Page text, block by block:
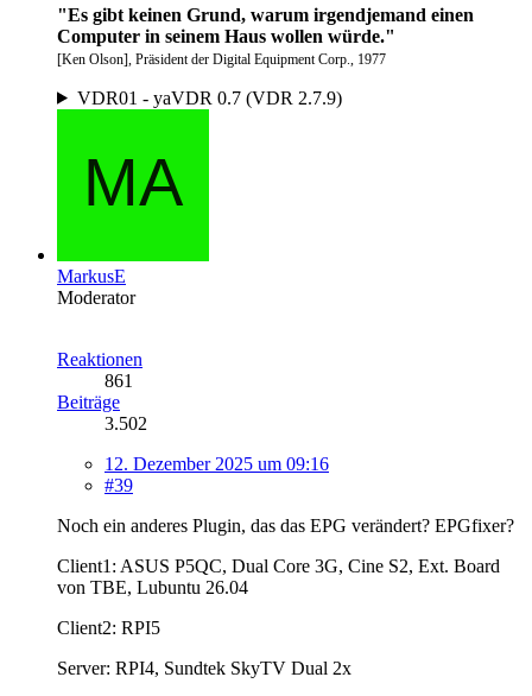
"Es gibt keinen Grund, warum irgendjemand einen
Computer in seinem Haus wollen würde."
[Ken Olson], Präsident der Digital Equipment Corp., 1977
VDR01 - yaVDR 0.7 (VDR 2.7.9)
MarkusE
Moderator
Reaktionen
861
Beiträge
3.502
12. Dezember 2025 um 09:16
#39
Noch ein anderes Plugin, das das EPG verändert? EPGfixer?
Client1: ASUS P5QC, Dual Core 3G, Cine S2, Ext. Board
von TBE, Lubuntu 26.04
Client2: RPI5
Server: RPI4, Sundtek SkyTV Dual 2x